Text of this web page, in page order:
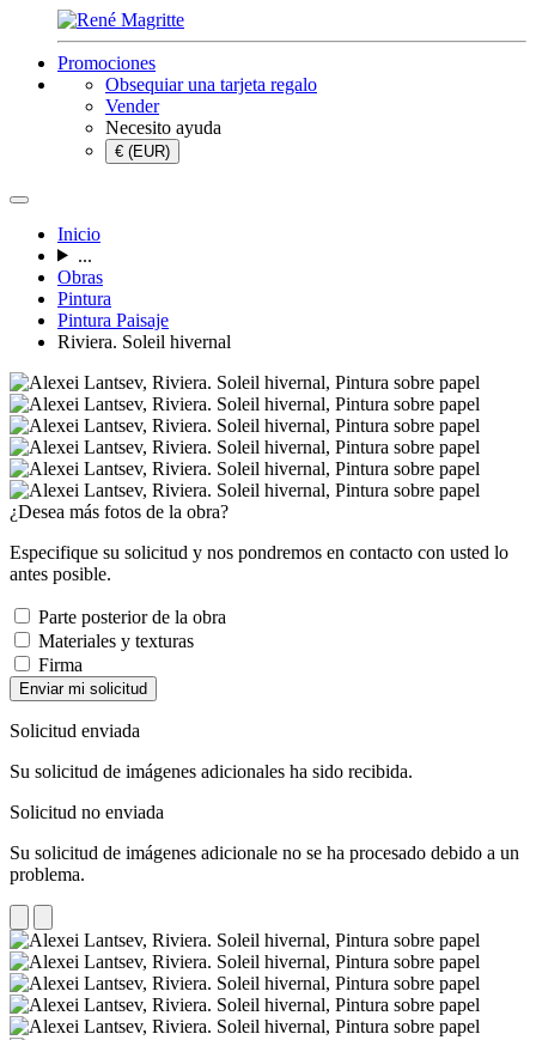
Promociones
Obsequiar una tarjeta regalo
Vender
Necesito ayuda
€ (EUR)
Inicio
...
Obras
Pintura
Pintura Paisaje
Riviera. Soleil hivernal
¿Desea más fotos de la obra?
Especifique su solicitud y nos pondremos en contacto con usted lo
antes posible.
Parte posterior de la obra
Materiales y texturas
Firma
Enviar mi solicitud
Solicitud enviada
Su solicitud de imágenes adicionales ha sido recibida.
Solicitud no enviada
Su solicitud de imágenes adicionale no se ha procesado debido a un
problema.